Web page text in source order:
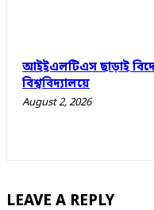
আইইএলটিএস ছাড়াই
বিশ্ববিদ্যালয়ে
August 2, 2026
LEAVE A REPLY